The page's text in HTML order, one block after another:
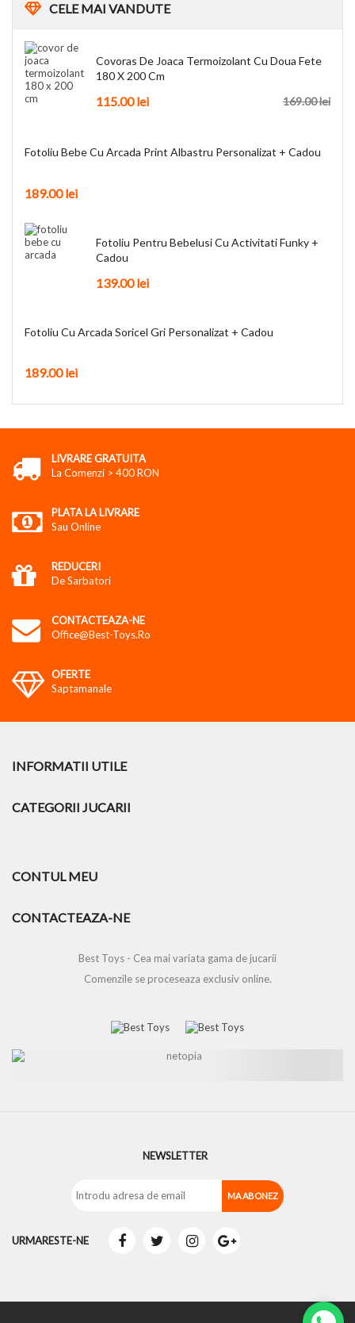
CELEMAI VANDUTE
Covoras De Joaca Termoizolant Cu Doua Fete
180 X 200 Cm
169.00lei
115.00lei
Fotoliu Bebe Cu Arcada Print Albastru Personalizat + Cadou
189.00lei
Fotoliu Pentru Bebelusi Cu Activitati Funky +
Cadou
139.00lei
Fotoliu Cu Arcada Soricel Gri Personalizat + Cadou
189.00lei
LIVRARE GRATUITA
La Comenzi > 400 RON
PLATA LA LIVRARE
Sau Online
REDUCERI
De Sarbatori
CONTACTEAZA-NE
Office@best-Toys.ro
OFERTE
Saptamanale
INFORMATII UTILE
CATEGORII JUCARII
CONTUL MEU
CONTACTEAZA-NE
Best Toys - Cea mai variata gama de jucarii
Comenzile se proceseaza exclusiv online.
NEWSLETTER
URMARESTE-NE